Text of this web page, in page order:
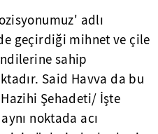
adlı
geçirdiği mihnet ve çile
sahip
Said Havva da bu
Şehadeti/ İşte
noktada acı